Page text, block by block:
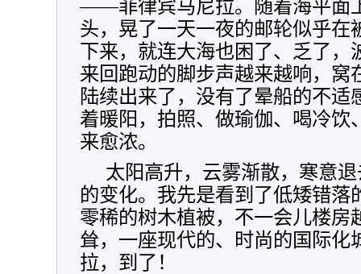
——菲律宾马尼拉。随着海平面
头，晃了一天一夜的邮轮似乎在
下来，就连大海也困了、乏了，
来回跑动的脚步声越来越响，窝
陆续出来了，没有了晕船的不适
着暖阳，拍照、做瑜伽、喝冷饮
来愈浓。
太阳高升，云雾渐散，寒意
的变化。我先是看到了低矮错落
零稀的树木植被，不一会儿楼房
耸，一座现代的、时尚的国际
拉，到了！